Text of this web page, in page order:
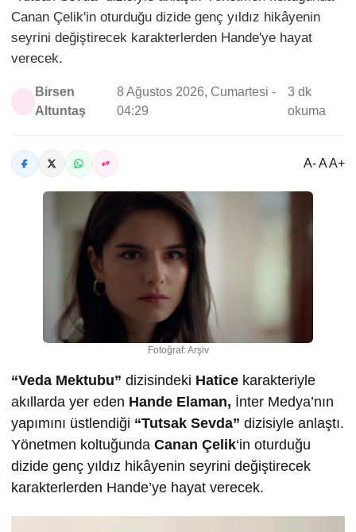
Canan Çelik'in oturduğu dizide genç yıldız hikâyenin
seyrini değiştirecek karakterlerden Hande'ye hayat
verecek.
Birsen
Altuntaş
8 Ağustos 2026, Cumartesi -
04:29
3 dk
okuma
A- A A+
Fotoğraf: Arşiv
“Veda Mektubu” dizisindeki Hatice karakteriyle
akıllarda yer eden Hande Elaman, İnter Medya’nın
yapımını üstlendiği “Tutsak Sevda” dizisiyle anlaştı.
Yönetmen koltuğunda Canan Çelik‘in oturduğu
dizide genç yıldız hikâyenin seyrini değiştirecek
karakterlerden Hande’ye hayat verecek.